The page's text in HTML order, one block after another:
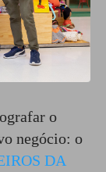
o
negócio: o
DA